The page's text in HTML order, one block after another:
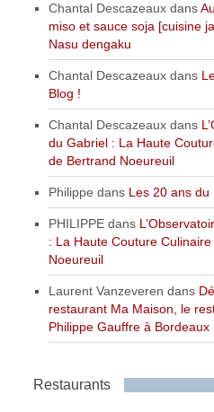
Chantal Descazeaux dans
miso et sauce soja [cuisine
Nasu dengaku
Chantal Descazeaux dans
Blog !
Chantal Descazeaux dans
du Gabriel : La Haute
de Bertrand Noeureuil
Philippe dans Les 20 ans du
PHILIPPE dans
: La Haute Couture
Noeureuil
Laurent Vanzeveren dans
restaurant Ma Maison, le
Philippe Gauffre à Bordeaux
Restaurants